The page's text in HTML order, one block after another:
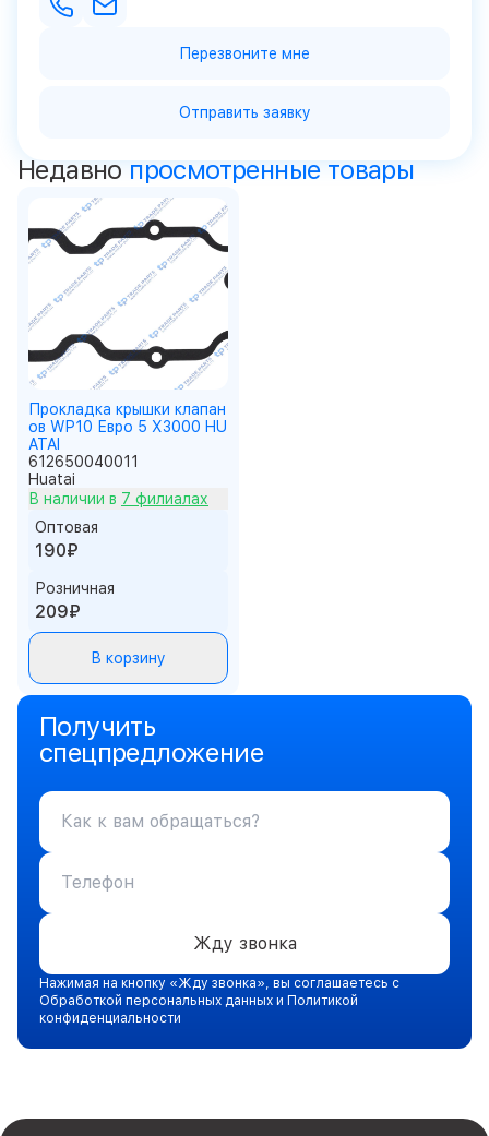
Перезвоните мне
Отправить заявку
Недавно просмотренные товары
Прокладка крышки клапан
ов WP10 Евро 5 X3000 HU
ATAI
612650040011
Huatai
В наличии в 7 филиалах
Оптовая
190₽
Розничная
209₽
В корзину
Получить
спецпредложение
Жду звонка
Нажимая на кнопку «Жду звонка», вы соглашаетесь с
Обработкой персональных данных и Политикой
конфиденциальности